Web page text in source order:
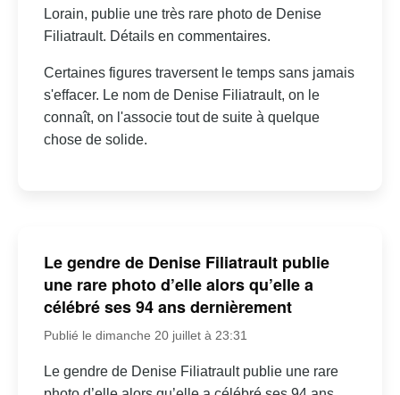
Lorain, publie une très rare photo de Denise
Filiatrault. Détails en commentaires.
Certaines figures traversent le temps sans jamais
s'effacer. Le nom de Denise Filiatrault, on le
connaît, on l'associe tout de suite à quelque
chose de solide.
Le gendre de Denise Filiatrault publie
une rare photo d’elle alors qu’elle a
célébré ses 94 ans dernièrement
Publié le dimanche 20 juillet à 23:31
Le gendre de Denise Filiatrault publie une rare